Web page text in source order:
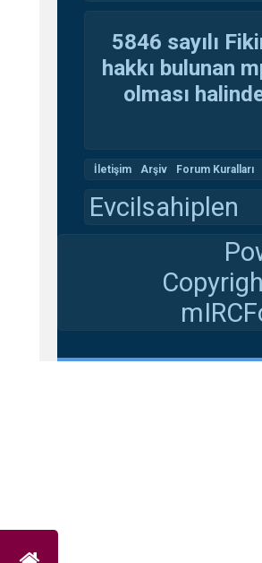
5846 sayılı
hakkı bulunan
olması
İletişim Arşiv Forum Kuralları
Evcilsahiplen